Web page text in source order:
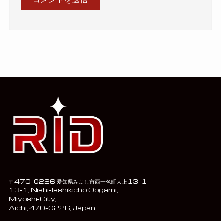
〒470-0226 愛知県みよし市西一色町大上13-1
13-1, Nishi-Isshikicho Oogami,
Miyoshi-City,
Aichi, 470-0226, Japan